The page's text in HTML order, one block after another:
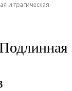
и трагическая